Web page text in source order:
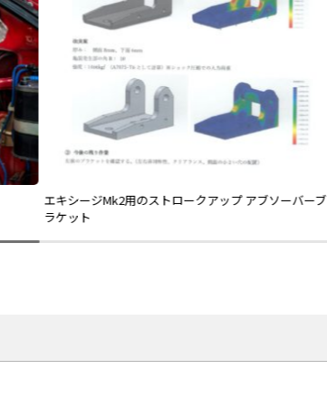
エキシージMk2用のストロークアップ アブソーバーブ
ラケット